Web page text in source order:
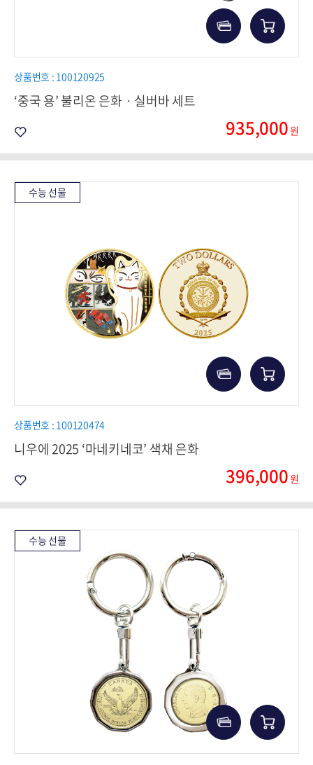
상품번호 : 100120925
‘중국 용’ 불리온 은화 · 실버바 세트
935,000원
수능 선물
상품번호 : 100120474
니우에 2025 ‘마네키네코’ 색채 은화
396,000원
수능 선물